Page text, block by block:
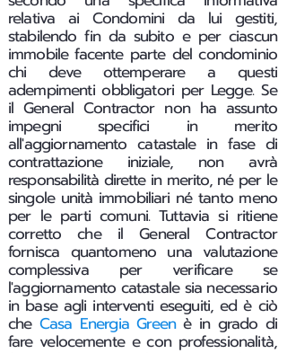
relativa ai Condomini da lui gestiti,
stabilendo fin da subito e per ciascun
immobile facente parte del condominio
chi deve ottemperare a questi
adempimenti obbligatori per Legge. Se
il General Contractor non ha assunto
impegni specifici in merito
all'aggiornamento catastale in fase di
contrattazione iniziale, non avrà
responsabilità dirette in merito, né per le
singole unità immobiliari né tanto meno
per le parti comuni. Tuttavia si ritiene
corretto che il General Contractor
fornisca quantomeno una valutazione
complessiva per verificare se
l'aggiornamento catastale sia necessario
in base agli interventi eseguiti, ed è ciò
che Casa Energia Greenè in grado di
fare velocemente e con professionalità,